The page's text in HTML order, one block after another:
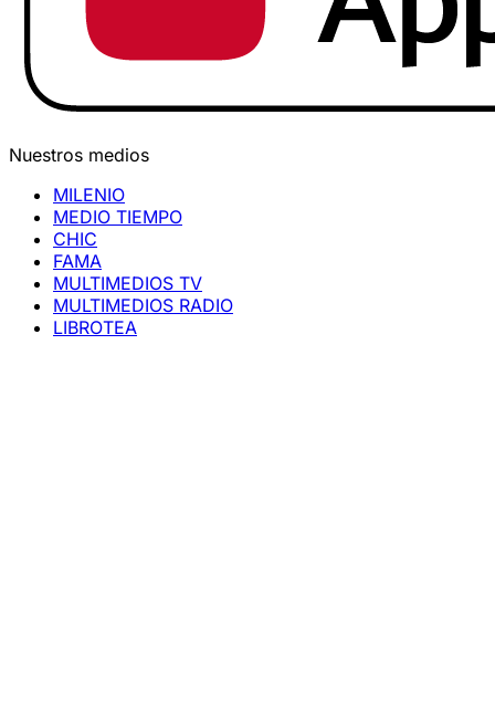
Nuestros medios
MILENIO
MEDIO TIEMPO
CHIC
FAMA
MULTIMEDIOS TV
MULTIMEDIOS RADIO
LIBROTEA